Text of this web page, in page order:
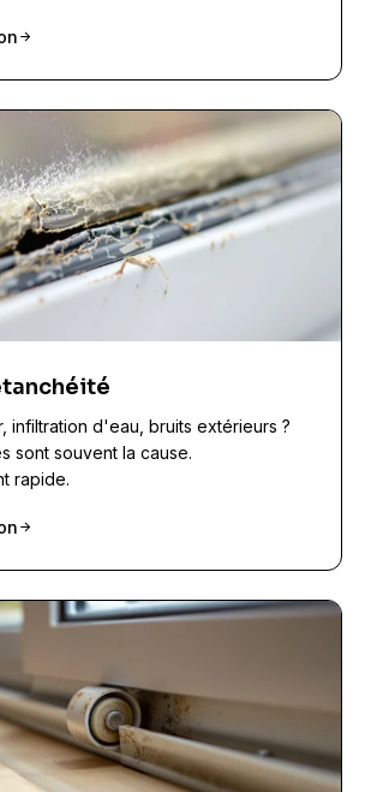
infiltration d'eau, bruits extérieurs ?
sont souvent la cause.
rapide.